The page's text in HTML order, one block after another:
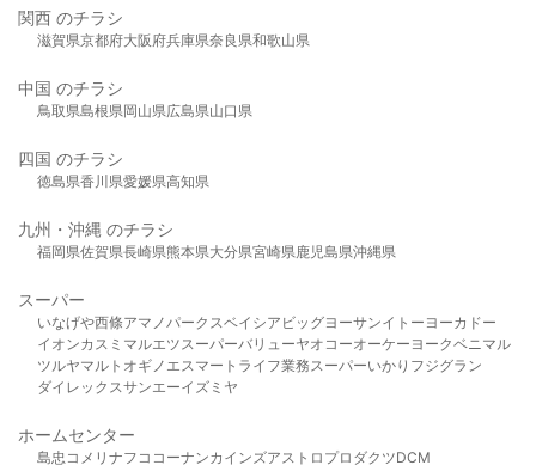
関西 のチラシ
滋賀県京都府大阪府兵庫県奈良県和歌山県
中国 のチラシ
鳥取県島根県岡山県広島県山口県
四国 のチラシ
徳島県香川県愛媛県高知県
九州・沖縄 のチラシ
福岡県佐賀県長崎県熊本県大分県宮崎県鹿児島県沖縄県
スーパー
いなげや西條アマノパークスベイシア ビッグヨーサンイトーヨーカドー
イオンカスミ マルエツスーパーバリューヤオコーオーケー ヨークベニマル
ツルヤマルト オギノ エスマート ライフ業務スーパーいかり フジグラン
ダイレックスサンエーイズミヤ
ホームセンター
島忠 コメリ ナフコ コーナンカインズアストロプロダクツDCM